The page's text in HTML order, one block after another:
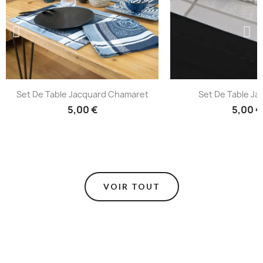
Set De Table Jacquard Chamaret
5,00 €
Set De Table
5,00 €
VOIR TOUT